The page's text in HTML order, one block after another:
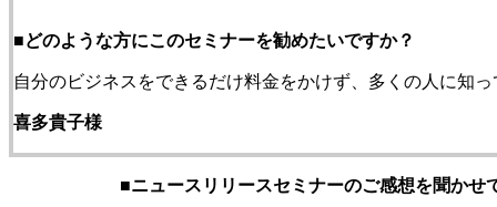
■どのような方にこのセミナーを勧めたいですか？
自分のビジネスをできるだけ料金をかけず、多くの人に知
喜多貴子様
■ニュースリリースセミナーのご感想を聞かせ